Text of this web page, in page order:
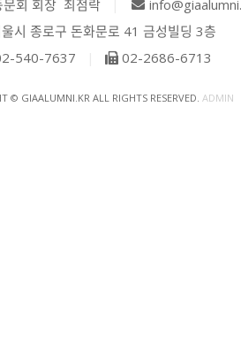
문회 회장 최점락
시 종로구 돈화문로 41 금성빌딩 3층
540-7637
02-2686-6713
© GIAALUMNI.KR ALL RIGHTS RESERVED. ADMIN